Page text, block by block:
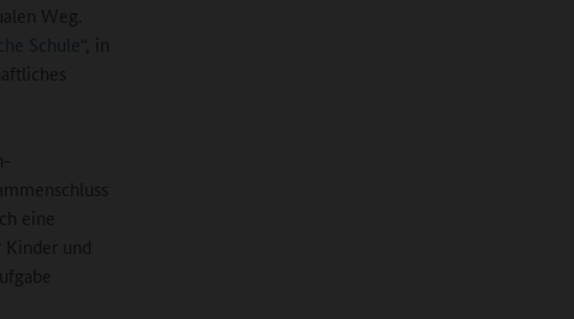
Weg.
Schule“, in
eine
und